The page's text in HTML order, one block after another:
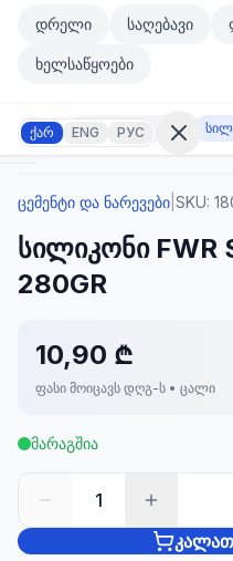
მთავარ კონტენტზე
მთავარ კონტენტზე
დრელი საღებავი
ხელსაწყოები
ქარ ENG РУС
შესვლა
არ
გაქვთ
ანგარიში?
რეგისტრაცია
ᲙᲐᲢᲔᲒᲝᲠᲘᲔᲑᲘ
ცემენტი და ნარევები SKU:
სილიკონი FWR
280GR
10,90 ₾
ფასი მოიცავს დღგ-ს • ცალი
მარაგშია
1